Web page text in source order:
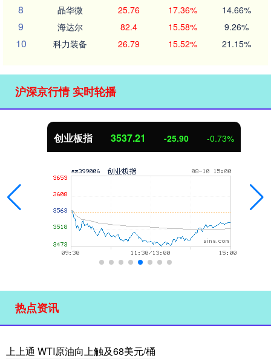
8 晶华微 25.76 17.36% 14.66%
9 海达尔 82.4 15.58% 9.26%
10 科力装备 26.79 15.52% 21.15%
沪深京行情 实时轮播
创业板指 3537.21 -25.90 -0.73%
热点资讯
上上通 WTI原油向上触及68美元/桶